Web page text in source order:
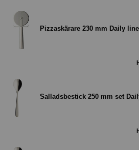
Pizzaskärare 230 mm Daily
Salladsbestick 250 mm set